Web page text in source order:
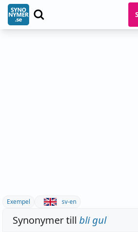
Exempel sv-en
Synonymer till bli gul